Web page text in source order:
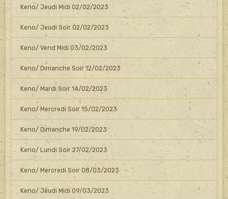
Keno/ Jeudi Midi 02/02/2023
Keno/ Jeudi Soir 02/02/2023
Keno/ Vend Midi 03/02/2023
Keno/ Dimanche Soir 12/02/2023
Keno/ Mardi Soir 14/02/2023
Keno/ Mercredi Soir 15/02/2023
Keno/ Dimanche 19/02/2023
Keno/ Lundi Soir 27/02/2023
Keno/ Mercredi Soir 08/03/2023
Keno/ Jeudi Midi 09/03/2023